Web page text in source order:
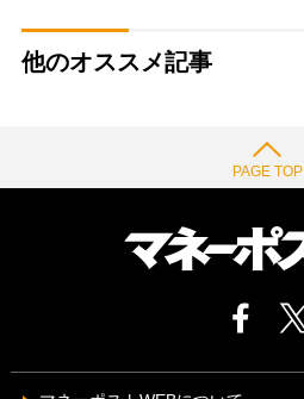
他のオススメ記事
PAGE TOP